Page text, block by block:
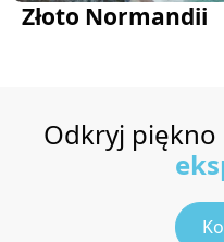
Złoto Normandii
Odkryj piękno